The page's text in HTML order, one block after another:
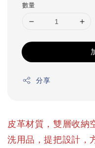
數量
分享
皮革材質，雙層收納
洗用品，提把設計，